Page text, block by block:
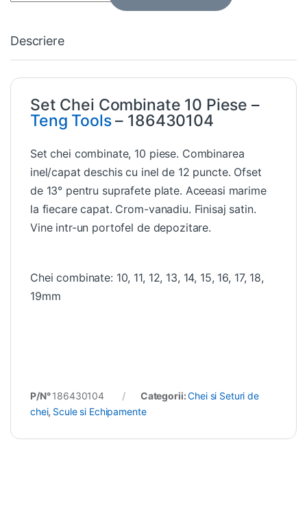
Descriere
Set Chei Combinate 10 Piese –
Teng Tools– 186430104
Set chei combinate, 10 piese. Combinarea
inel/capat deschis cu inel de 12 puncte. Ofset
de 13° pentru suprafete plate. Aceeasi marime
la fiecare capat. Crom-vanadiu. Finisaj satin.
Vine intr-un portofel de depozitare.
Chei combinate: 10, 11, 12, 13, 14, 15, 16, 17, 18,
19mm
P/N°186430104 Categorii:Chei si Seturi de
chei, Scule si Echipamente